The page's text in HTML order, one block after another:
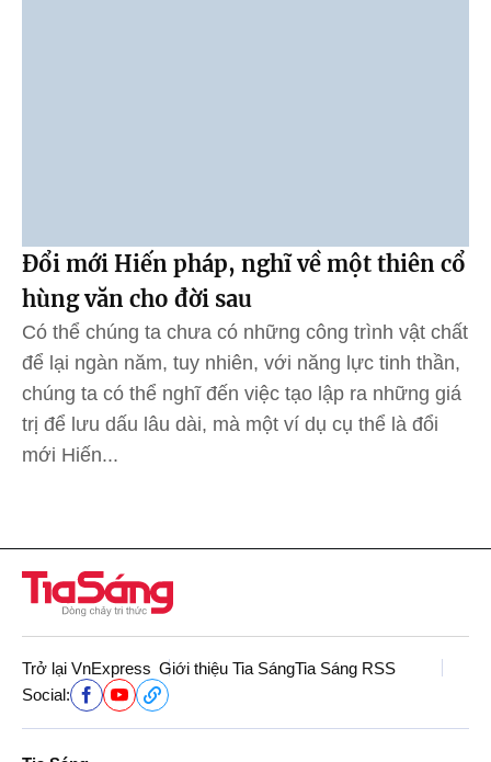
Đổi mới Hiến pháp, nghĩ về một thiên cổ
hùng văn cho đời sau
Có thể chúng ta chưa có những công trình vật chất
để lại ngàn năm, tuy nhiên, với năng lực tinh thần,
chúng ta có thể nghĩ đến việc tạo lập ra những giá
trị để lưu dấu lâu dài, mà một ví dụ cụ thể là đổi
mới Hiến...
Trở lại VnExpress Giới thiệu Tia SángTia Sáng RSS
Social: